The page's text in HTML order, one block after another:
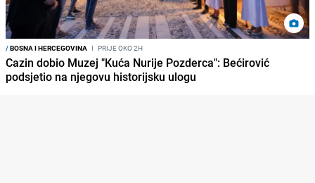
/BOSNA I HERCEGOVINA I PRIJE OKO 2H
Cazin dobio Muzej "Kuća Nurije Pozderca": Bećirović
podsjetio na njegovu historijsku ulogu